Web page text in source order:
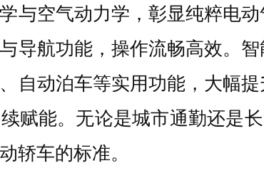
与空气动力学，彰显纯粹电
导航功能，操作流畅高效。
自动泊车等实用功能，大幅
赋能。无论是城市通勤还是
轿车的标准。